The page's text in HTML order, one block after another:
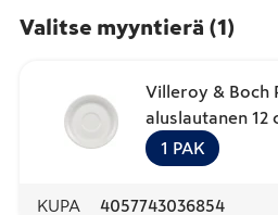
Valitse myyntierä (1)
Villeroy & Boch Perimeter
aluslautanen 12
1 PAK
KUPA 4057743036854